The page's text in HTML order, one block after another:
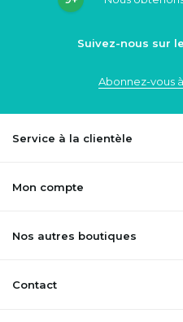
Suivez-nous sur
Abonnez-vous
Service à la clientèle
Mon compte
Nos autres boutiques
Contact